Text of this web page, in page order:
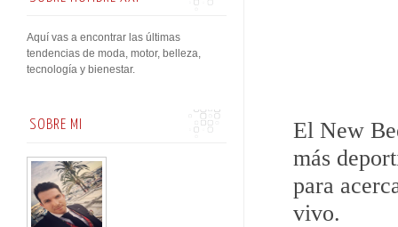
El New
más
para
vivo.
Aquí vas a encontrar las últimas
tendencias de moda, motor, belleza,
tecnología y bienestar.
SOBRE MI